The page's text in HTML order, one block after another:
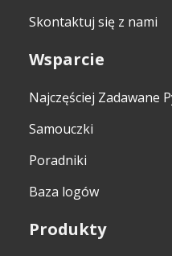
Skontaktuj się z nami
Wsparcie
Najczęściej Zadawane
Samouczki
Poradniki
Baza logów
Produkty